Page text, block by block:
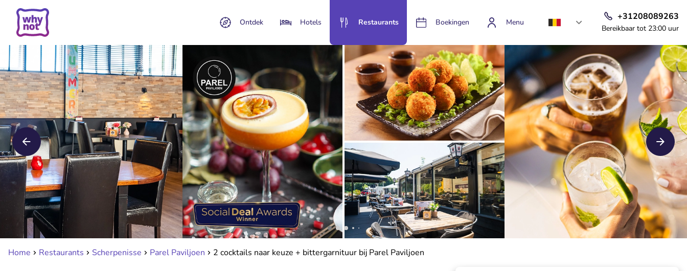
Ontdek Hotels Restaurants Boekingen Menu
+31208089263
Bereikbaar tot 23:00 uur
Home Restaurants Scherpenisse Parel Paviljoen 2 cocktails naar keuze + bittergarnituur bij Parel Paviljoen